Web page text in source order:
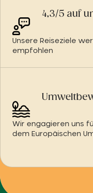
4,3/5 auf
Unsere Reiseziele
empfohlen
Wir engagieren uns
dem Europäischen